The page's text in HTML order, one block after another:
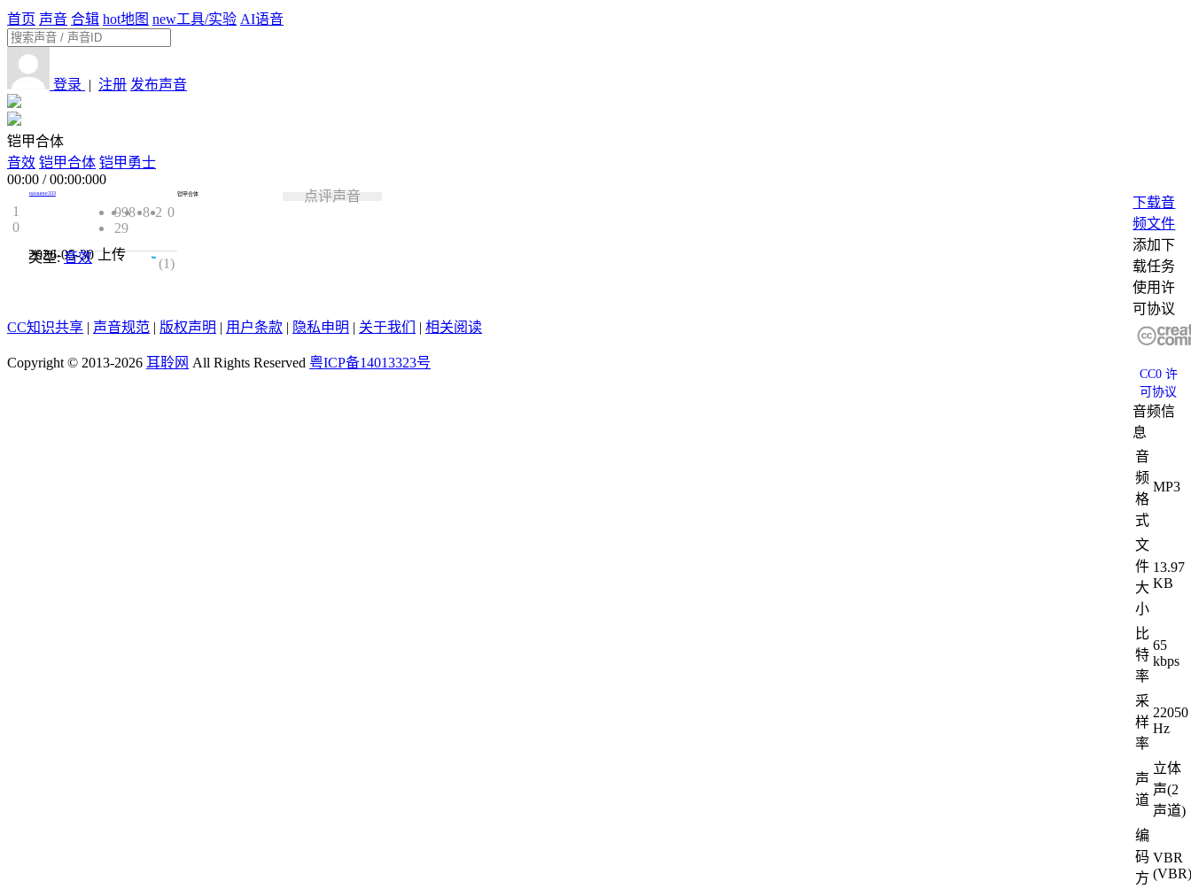
首页 声音 合辑 hot地图 new工具/实验 AI语音
登录 | 注册 发布声音
铠甲合体
音效 铠甲合体 铠甲勇士
00:00 /00:00:000
1
0
natsume333
998 8 2 0
29
2026-05-30上传
类型:音效 5.0(1)
下载音
频文件
添加下
载任务
使用许
可协议
CC0 许
可协议
音频信
息
音
频
格
式
MP3
文
件
大
小
13.97
KB
比
特
率
65
kbps
采
样
率
22050
Hz
声
道
立体
声(2
声道)
编
码
方
VBR
铠甲合体 点评声音
CC知识共享 | 声音规范 | 版权声明 | 用户条款 | 隐私申明 | 关于我们 | 相关阅读
Copyright © 2013-2026 耳聆网 All Rights Reserved 粤ICP备14013323号